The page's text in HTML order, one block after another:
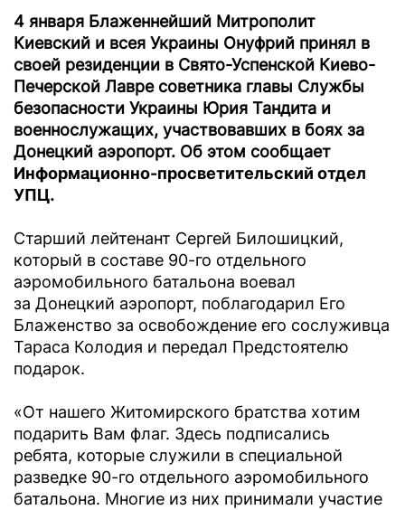
4 января Блаженнейший Митрополит
Киевский и всея Украины Онуфрий принял в
своей резиденции в Свято-Успенской Киево-
Печерской Лавре советника главы Службы
безопасности Украины Юрия Тандита и
военнослужащих, участвовавших в боях за
Донецкий аэропорт. Об этом сообщает
Информационно-просветительский отдел
УПЦ.
Старший лейтенант Сергей Билошицкий,
который в составе 90-го отдельного
аэромобильного батальона воевал
за Донецкий аэропорт, поблагодарил Его
Блаженство за освобождение его сослуживца
Тараса Колодия и передал Предстоятелю
подарок.
«От нашего Житомирского братства хотим
подарить Вам флаг. Здесь подписались
ребята, которые служили в специальной
разведке 90-го отдельного аэромобильного
батальона. Многие из них принимали участие